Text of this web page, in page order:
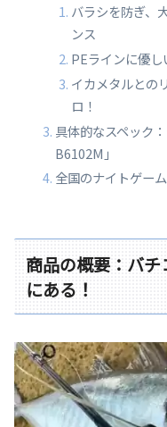
バラシを防ぎ、
ンス
PEラインに優
イカメタルとの
ロ！
具体的なスペック
B6102M」
全国のナイトゲー
商品の概要：バチ
にある！